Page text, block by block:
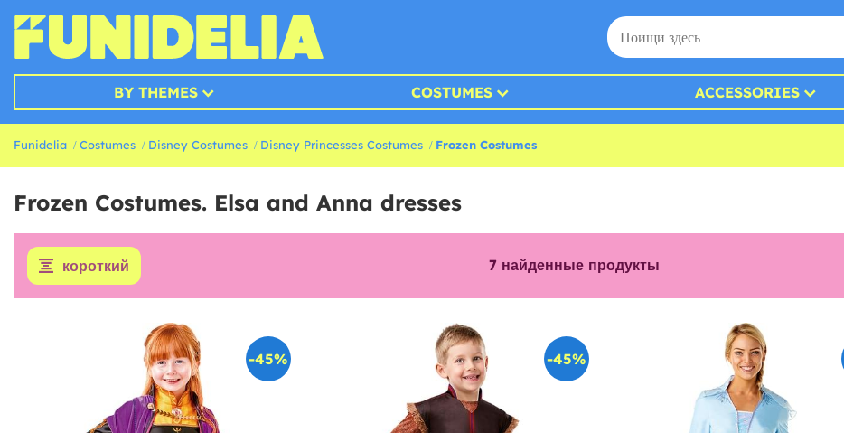
BY THEMES COSTUMES ACCESSORIES
Funidelia Costumes Disney Costumes Disney Princesses Costumes Frozen Costumes
Frozen Costumes. Elsa and Anna dresses
короткий 7 найденные продукты
-45% -45%